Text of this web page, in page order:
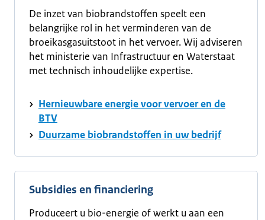
De inzet van biobrandstoffen speelt een
belangrijke rol in het verminderen van de
broeikasgasuitstoot in het vervoer. Wij adviseren
het ministerie van Infrastructuur en Waterstaat
met technisch inhoudelijke expertise.
Hernieuwbare energie voor vervoer en de
BTV
Duurzame biobrandstoffen in uw bedrijf
Subsidies en financiering
Produceert u bio-energie of werkt u aan een